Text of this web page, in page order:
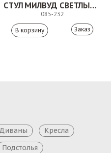
СТУЛ МИЛВУД СВЕТЛЫЙ ШЕЛК
085-232
Заказ
Диваны
Кресла
Подстолья